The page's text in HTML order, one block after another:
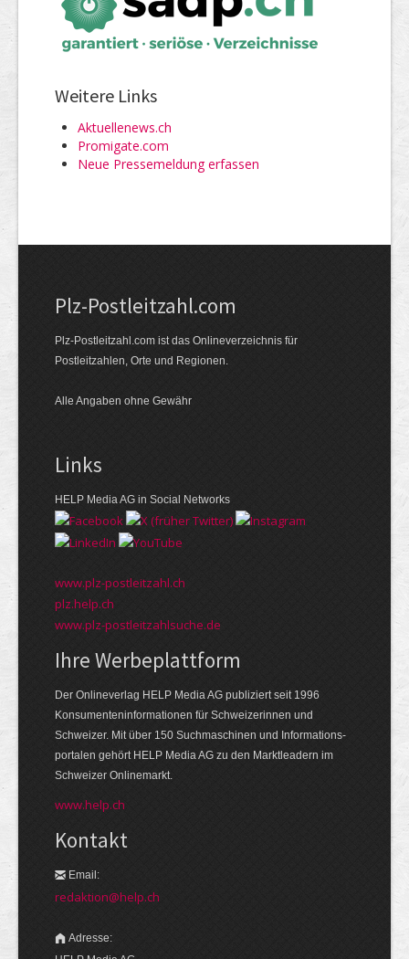
Weitere Links
Aktuellenews.ch
Promigate.com
Neue Pressemeldung erfassen
Plz-Postleitzahl.com
Plz-Postleitzahl.com ist das Onlineverzeichnis für
Postleitzahlen, Orte und Regionen.
Alle Angaben ohne Gewähr
Links
HELP Media AG in Social Networks
www.plz-postleitzahl.ch
plz.help.ch
www.plz-postleitzahlsuche.de
Ihre Werbeplattform
Der Onlineverlag HELP Media AG publiziert seit 1996
Konsumenten­informationen für Schweizerinnen und
Schweizer. Mit über 150 Suchmaschinen und Informations­
portalen gehört HELP Media AG zu den Markt­leadern im
Schweizer Onlinemarkt.
www.help.ch
Kontakt
Email:
redaktion@help.ch
Adresse: